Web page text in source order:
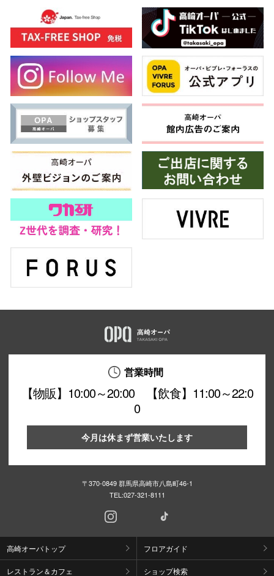
営業時間
【物販】10:00～20:00 【飲食】11:00～22:0
0
今月は休まず営業いたします
〒370-0849 群馬県高崎市八島町46-1
TEL:027-321-8111
高崎オーパトップ フロアガイド
レストラン＆カフェ ショップ検索